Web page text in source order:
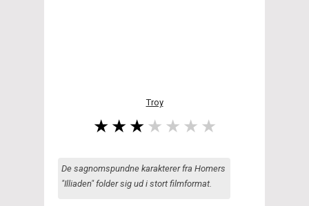
Troy
De sagnomspundne karakterer fra Homers
"Illiaden" folder sig ud i stort filmformat.